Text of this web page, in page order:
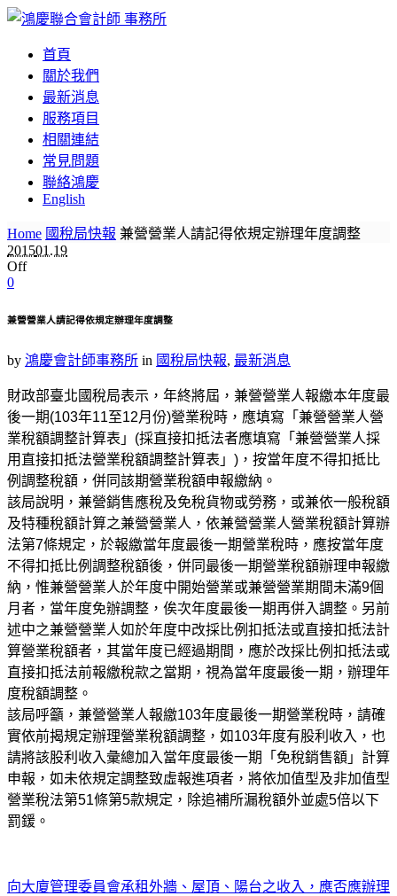
首頁
關於我們
最新消息
服務項目
相關連結
常見問題
聯絡鴻慶
English
Home 國稅局快報 兼營營業人請記得依規定辦理年度調整
201501.19
Off
0
兼營營業人請記得依規定辦理年度調整
by 鴻慶會計師事務所 in 國稅局快報, 最新消息
財政部臺北國稅局表示，年終將屆，兼營營業人報繳本年度最
後一期(103年11至12月份)營業稅時，應填寫「兼營營業人營
業稅額調整計算表」 (採直接扣抵法者應填寫「兼營營業人採
用直接扣抵法營業稅額調整計算表」 ) ，按當年度不得扣抵比
例調整稅額，併同該期營業稅額申報繳納。
該局說明，兼營銷售應稅及免稅貨物或勞務，或兼依一般稅額
及特種稅額計算之兼營營業人，依兼營營業人營業稅額計算辦
法第7條規定，於報繳當年度最後一期營業稅時，應按當年度
不得扣抵比例調整稅額後，併同最後一期營業稅額辦理申報繳
納，惟兼營營業人於年度中開始營業或兼營營業期間未滿9個
月者，當年度免辦調整，俟次年度最後一期再併入調整。另前
述中之兼營營業人如於年度中改採比例扣抵法或直接扣抵法計
算營業稅額者，其當年度已經過期間，應於改採比例扣抵法或
直接扣抵法前報繳稅款之當期，視為當年度最後一期，辦理年
度稅額調整。
該局呼籲，兼營營業人報繳103年度最後一期營業稅時，請確
實依前揭規定辦理營業稅額調整，如103年度有股利收入，也
請將該股利收入彙總加入當年度最後一期「免稅銷售額」計算
申報，如未依規定調整致虛報進項者，將依加值型及非加值型
營業稅法第51條第5款規定，除追補所漏稅額外並處5倍以下
罰鍰。
向大廈管理委員會承租外牆、屋頂、陽台之收入，應否應辦理